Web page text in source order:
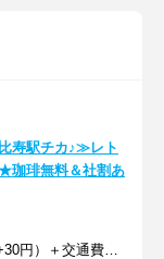
寿駅チカ♪≫レト
珈琲無料＆社割あ
時給1300円～（土日は時給+30円）＋交通費支給